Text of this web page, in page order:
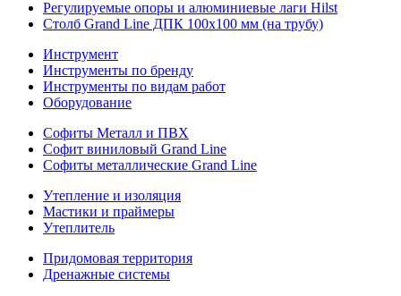
Регулируемые опоры и алюминиевые лаги Hilst
Столб Grand Line ДПК 100х100 мм (на трубу)
Инструмент
Инструменты по бренду
Инструменты по видам работ
Оборудование
Софиты Металл и ПВХ
Софит виниловый Grand Line
Софиты металлические Grand Line
Утепление и изоляция
Мастики и праймеры
Утеплитель
Придомовая территория
Дренажные системы